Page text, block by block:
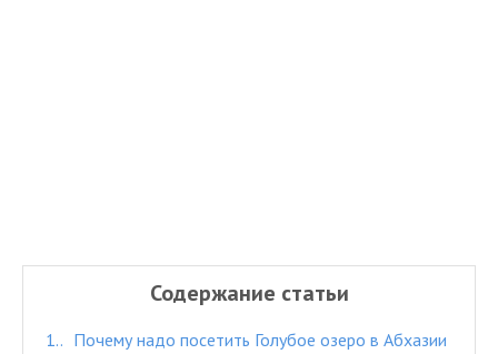
Содержание статьи
1.
Почему надо посетить Голубое озеро в Абхазии